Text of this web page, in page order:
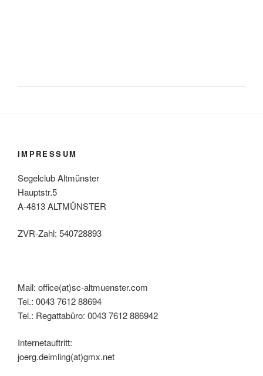
IMPRESSUM
Segelclub Altmünster
Hauptstr.5
A-4813 ALTMÜNSTER
ZVR-Zahl: 540728893
Mail: office(at)sc-altmuenster.com
Tel.: 0043 7612 88694
Tel.: Regattabüro: 0043 7612 886942
Internetauftritt:
joerg.deimling(at)gmx.net